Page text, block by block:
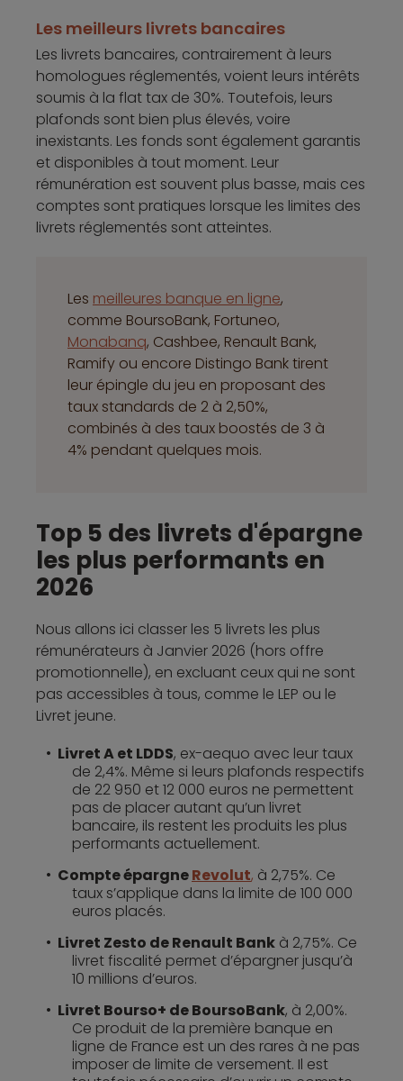
Les meilleurs livrets bancaires
Les livrets bancaires, contrairement à leurs
homologues réglementés, voient leurs intérêts
soumis à la flat tax de 30%. Toutefois, leurs
plafonds sont bien plus élevés, voire
inexistants. Les fonds sont également garantis
et disponibles à tout moment. Leur
rémunération est souvent plus basse, mais ces
comptes sont pratiques lorsque les limites des
livrets réglementés sont atteintes.
Les meilleures banque en ligne,
comme BoursoBank, Fortuneo,
Monabanq, Cashbee, Renault Bank,
Ramify ou encore Distingo Bank tirent
leur épingle du jeu en proposant des
taux standards de 2 à 2,50%,
combinés à des taux boostés de 3 à
4% pendant quelques mois.
Top 5 des livrets d'épargne
les plus performants en
2026
Nous allons ici classer les 5 livrets les plus
rémunérateurs à Janvier 2026 (hors offre
promotionnelle), en excluant ceux qui ne sont
pas accessibles à tous, comme le LEP ou le
Livret jeune.
Livret A et LDDS, ex-aequo avec leur taux
de 2,4%. Même si leurs plafonds respectifs
de 22 950 et 12 000 euros ne permettent
pas de placer autant qu’un livret
bancaire, ils restent les produits les plus
performants actuellement.
Compte épargneRevolut, à 2,75%. Ce
taux s’applique dans la limite de 100 000
euros placés.
Livret Zesto de Renault Bankà 2,75%. Ce
livret fiscalité permet d’épargner jusqu’à
10 millions d’euros.
Livret Bourso+ de BoursoBank, à 2,00%.
Ce produit de la première banque en
ligne de France est un des rares à ne pas
imposer de limite de versement. Il est